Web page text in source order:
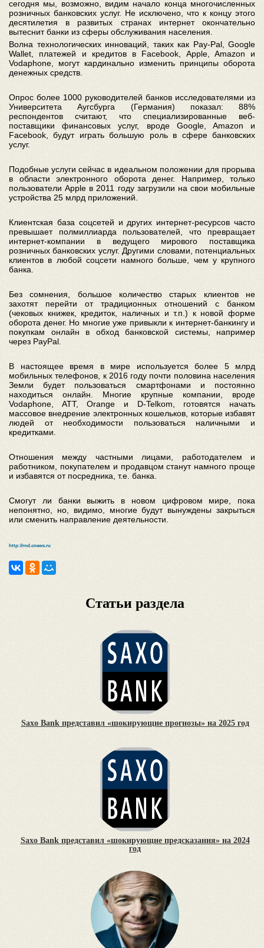
сегодня мы, возможно, видим начало конца многочисленных
розничных банковских услуг. Не исключено, что к концу этого
десятилетия в развитых странах интернет окончательно
вытеснит банки из сферы обслуживания населения.
Волна технологических инноваций, таких как Pay-Pal, Google
Wallet, платежей и кредитов в Facebook, Apple, Amazon и
Vodaphone, могут кардинально изменить принципы оборота
денежных средств.
Опрос более 1000 руководителей банков исследователями из
Университета Аугсбурга (Германия) показал: 88%
респондентов считают, что специализированные веб-
поставщики финансовых услуг, вроде Google, Amazon и
Facebook, будут играть большую роль в сфере банковских
услуг.
Подобные услуги сейчас в идеальном положении для прорыва
в области электронного оборота денег. Например, только
пользователи Apple в 2011 году загрузили на свои мобильные
устройства 25 млрд приложений.
Клиентская база соцсетей и других интернет-ресурсов часто
превышает полмиллиарда пользователей, что превращает
интернет-компании в ведущего мирового поставщика
розничных банковских услуг. Другими словами, потенциальных
клиентов в любой соцсети намного больше, чем у крупного
банка.
Без сомнения, большое количество старых клиентов не
захотят перейти от традиционных отношений с банком
(чековых книжек, кредиток, наличных и т.п.) к новой форме
оборота денег. Но многие уже привыкли к интернет-банкингу и
покупкам онлайн в обход банковской системы, например
через PayPal.
В настоящее время в мире используется более 5 млрд
мобильных телефонов, к 2016 году почти половина населения
Земли будет пользоваться смартфонами и постоянно
находиться онлайн. Многие крупные компании, вроде
Vodaphone, ATT, Orange и D-Telkom, готовятся начать
массовое внедрение электронных кошельков, которые избавят
людей от необходимости пользоваться наличными и
кредитками.
Отношения между частными лицами, работодателем и
работником, покупателем и продавцом станут намного проще
и избавятся от посредника, т.е. банка.
Смогут ли банки выжить в новом цифровом мире, пока
непонятно, но, видимо, многие будут вынуждены закрыться
или сменить направление деятельности.
http://rnd.cnews.ru
Статьи раздела
Saxo Bank представил «шокирующие прогнозы» на 2025 год
Saxo Bank представил «шокирующие предсказания» на 2024
год